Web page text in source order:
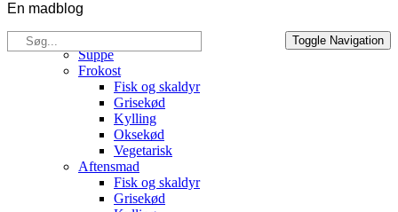
En madblog
Søg
efter:
Toggle Navigation
Opskrifter
Suppe
Frokost
Fisk og skaldyr
Grisekød
Kylling
Oksekød
Vegetarisk
Aftensmad
Fisk og skaldyr
Grisekød